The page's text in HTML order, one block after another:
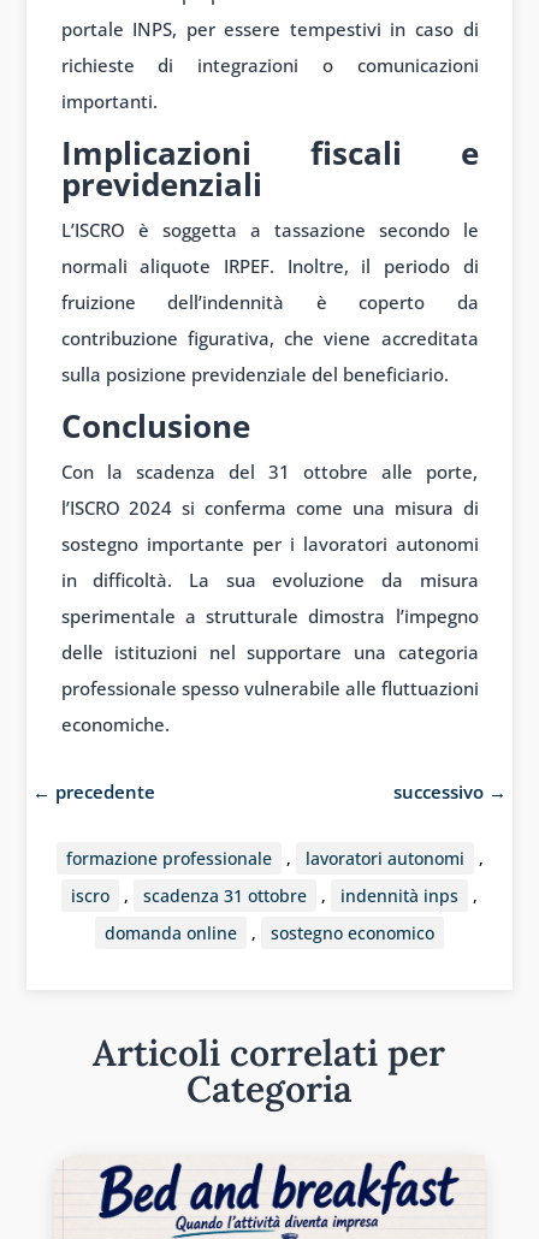
portale INPS, per essere tempestivi in caso di
richieste di integrazioni o comunicazioni
importanti.
Implicazioni fiscali e
previdenziali
L’ISCRO è soggetta a tassazione secondo le
normali aliquote IRPEF. Inoltre, il periodo di
fruizione dell’indennità è coperto da
contribuzione figurativa, che viene accreditata
sulla posizione previdenziale del beneficiario.
Conclusione
Con la scadenza del 31 ottobre alle porte,
l’ISCRO 2024 si conferma come una misura di
sostegno importante per i lavoratori autonomi
in difficoltà. La sua evoluzione da misura
sperimentale a strutturale dimostra l’impegno
delle istituzioni nel supportare una categoria
professionale spesso vulnerabile alle fluttuazioni
economiche.
← precedente successivo →
formazione professionale , lavoratori autonomi
,
iscro
, scadenza 31 ottobre , indennità inps
,
domanda online
, sostegno economico
Articoli correlati per
Categoria